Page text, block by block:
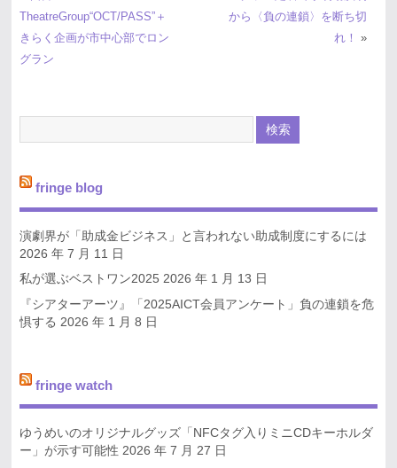
TheatreGroup“OCT/PASS”＋
きらく企画が市中心部でロン
グラン
から〈負の連鎖〉を断ち切
れ！
»
fringe blog
演劇界が「助成金ビジネス」と言われない助成制度にするには
2026 年 7 月 11 日
私が選ぶベストワン2025 2026 年 1 月 13 日
『シアターアーツ』「2025AICT会員アンケート」負の連鎖を危
惧する 2026 年 1 月 8 日
fringe watch
ゆうめいのオリジナルグッズ「NFCタグ入りミニCDキーホルダ
ー」が示す可能性 2026 年 7 月 27 日